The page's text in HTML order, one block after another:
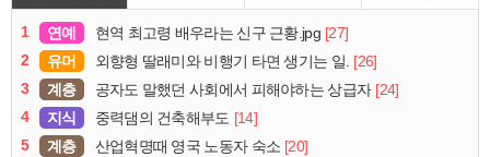
1 연예 현역 최고령 배우라는 신구 근황.jpg [27]
2
유머 외향형 딸래미와 비행기 타면 생기는 일. [26]
3
계층 공자도 말했던 사회에서 피해야하는 상급자 [24]
4
지식 중력댐의 건축해부도 [14]
5
계층 산업혁명때 영국 노동자 숙소 [20]